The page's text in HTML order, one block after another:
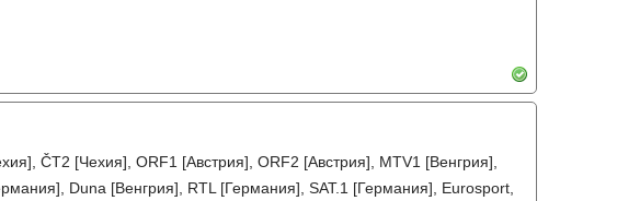
ČT2 [Чехия], ORF1 [Австрия], ORF2 [Австрия], MTV1 [Венгрия],
Duna [Венгрия], RTL [Германия], SAT.1 [Германия], Eurosport,